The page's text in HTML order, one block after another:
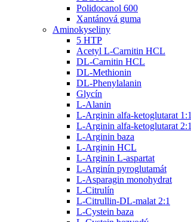
Polidocanol 600
Xantánová guma
Aminokyseliny
5 HTP
Acetyl L-Carnitin HCL
DL-Carnitin HCL
DL-Methionin
DL-Phenylalanin
Glycín
L-Alanin
L-Arginin alfa-ketoglutarat 1:1
L-Arginin alfa-ketoglutarat 2:1
L-Arginin baza
L-Arginin HCL
L-Arginin L-aspartat
L-Arginín pyroglutamát
L-Asparagin monohydrat
L-Citrulín
L-Citrullin-DL-malat 2:1
L-Cystein baza